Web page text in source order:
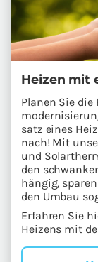
Hei­zen mit
Pla­nen Sie
satz eines
nach! Mit
und
den
hän­gig,
den Umbau
Er­fah­ren Sie
Hei­zens mit